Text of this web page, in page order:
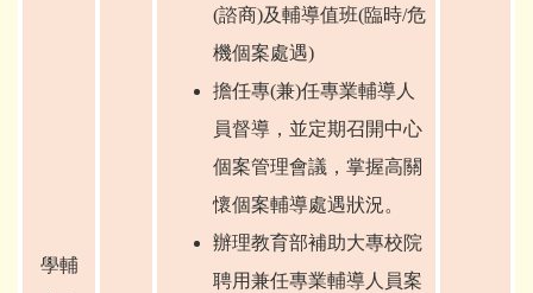
學輔
(諮商)及輔導值班(臨時/危
機個案處遇)
擔任專(兼)任專業輔導人
員督導，並定期召開中心
個案管理會議，掌握高關
懷個案輔導處遇狀況。
辦理教育部補助大專校院
聘用兼任專業輔導人員案